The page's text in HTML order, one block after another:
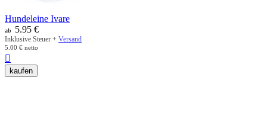
Hundeleine Ivare
ab 5.95 €
Inklusive Steuer + Versand
5.00 € netto

kaufen